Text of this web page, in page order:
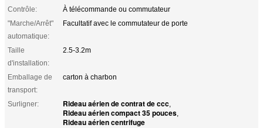
Contrôle:
À télécommande ou commutateur
"Marche/Arrêt"
automatique:
Facultatif avec le commutateur de porte
Taille
d'installation:
2.5-3.2m
Emballage de
transport:
carton à charbon
Surligner: Rideau aérien de contrat de ccc,
Rideau aérien compact 35 pouces,
Rideau aérien centrifuge